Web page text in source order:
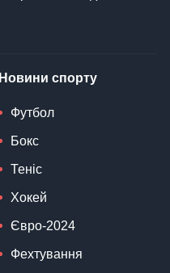
Новини спорту
Футбол
Бокс
Теніс
Хокей
Євро-2024
Фехтування